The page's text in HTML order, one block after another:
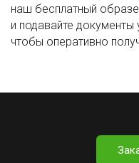
наш бесплатный
и подавайте
чтобы оперативно